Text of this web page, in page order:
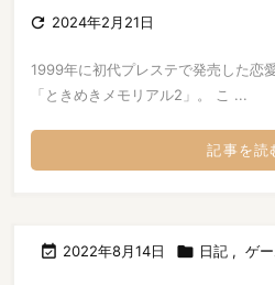
 2024年2月21日
1999年に初代プレステで発売した恋
「ときめきメモリアル2」。 こ ...
記事を読
 2022年8月14日  日記 , ゲ